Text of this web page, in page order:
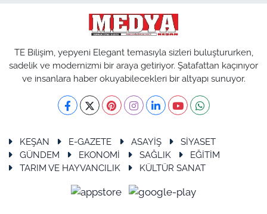
TE Bilişim, yepyeni Elegant temasıyla sizleri buluştururken,
sadelik ve modernizmi bir araya getiriyor. Şatafattan kaçınıyor
ve insanlara haber okuyabilecekleri bir altyapı sunuyor.
KEŞAN E-GAZETE ASAYİŞ
SİYASET
GÜNDEM
EKONOMİ SAĞLIK
EĞİTİM
TARIM VE HAYVANCILIK
KÜLTÜR SANAT